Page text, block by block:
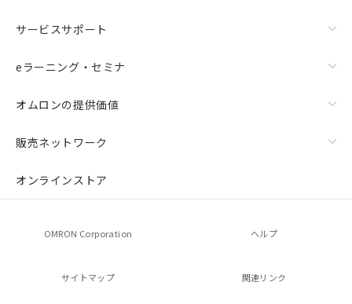
サービスサポート
eラーニング・セミナ
オムロンの提供価値
販売ネットワーク
オンラインストア
OMRON Corporation ヘルプ
サイトマップ 関連リンク